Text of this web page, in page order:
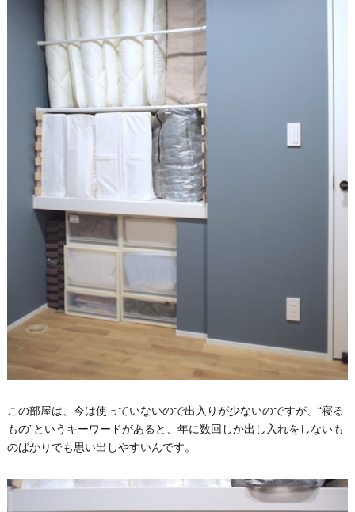
この部屋は、今は使っていないので出入りが少ないのですが、“寝る
もの”というキーワードがあると、年に数回しか出し入れをしないも
のばかりでも思い出しやすいんです。